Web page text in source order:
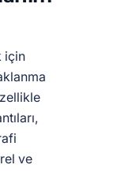
için
ve